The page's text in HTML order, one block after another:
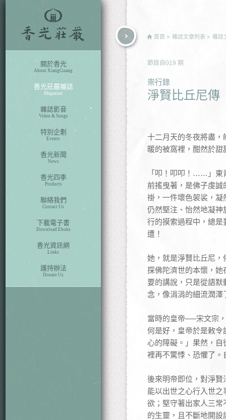
關於香光
About XiangGuang
香光莊嚴雜誌
Magazine
雜誌影音
Video & Songs
特別企劃
Events
香光新聞
News
香光四季
Products
聯絡我們
Contact Us
下載電子書
Download Eboks
香光資訊網
Links
護持辦法
Donate Us
首頁 雜誌文章列表 雜誌
節錄自 019 期
崇行錄
淨賢比丘尼傳
十二月天的冬夜將盡
暖的被窩裡，酣然於甜
「叩！叩叩！……」東
前搖曳著，是佛子虔
褂，一件壞色袈裟，
仍然堅注、怡然地凝
行的摸索過程中，總
遭！
她，就是淨賢比丘尼
探佛陀濟世的本懷，
要的講說，只是從語
念，像涓涓的細流潤
當時的皇帝──宋文宗
何是好，皇帝於是敕
心的障礙。」果然，
裡再不驚悸、恐懼了
後來明帝即位，對淨
能以出世之心行入世
欲；堅守著出家人三
的生靈，且不斷地開